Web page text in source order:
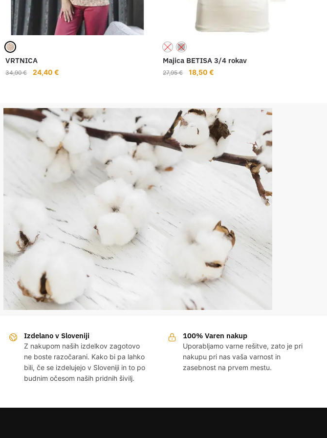
VRTNICA
34,90€ 24,40€
Majica BETISA 3/4 rokav
27,95€ 18,50€
Izdelano v Sloveniji
Z nakupom naših izdelkov zagotovo
ne boste razočarani. Kako bi pa lahko
bili, če se izdelujejo v Sloveniji in to po
budnim očesom naših pridnih šivilj.
100% Varen nakup
Uporabljamo varne rešitve, zato je pri
nakupu pri nas vaša varnost in
zasebnost na prvem mestu.